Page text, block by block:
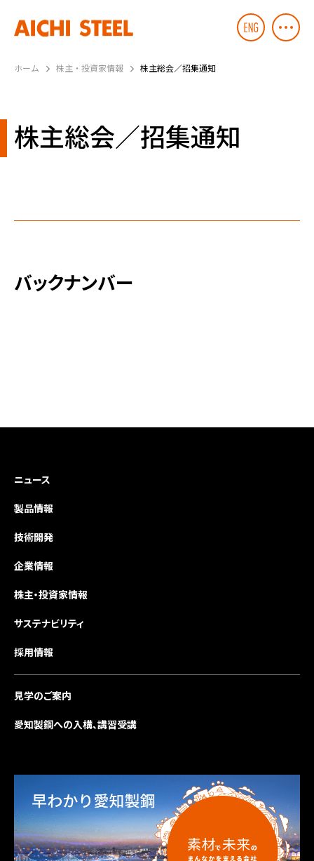
ホーム 株主・投資家情報 株主総会／招集通知
株主総会／招集通知
バックナンバー
ニュース
製品情報
技術開発
企業情報
株主・投資家情報
サステナビリティ
採用情報
見学のご案内
愛知製鋼への入構、講習受講